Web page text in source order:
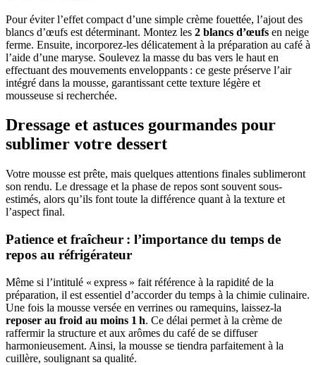
Pour éviter l’effet compact d’une simple crème fouettée, l’ajout des
blancs d’œufs est déterminant. Montez les 2 blancs d’œufs en neige
ferme. Ensuite, incorporez-les délicatement à la préparation au café à
l’aide d’une maryse. Soulevez la masse du bas vers le haut en
effectuant des mouvements enveloppants : ce geste préserve l’air
intégré dans la mousse, garantissant cette texture légère et
mousseuse si recherchée.
Dressage et astuces gourmandes pour
sublimer votre dessert
Votre mousse est prête, mais quelques attentions finales sublimeront
son rendu. Le dressage et la phase de repos sont souvent sous-
estimés, alors qu’ils font toute la différence quant à la texture et
l’aspect final.
Patience et fraîcheur : l’importance du temps de
repos au réfrigérateur
Même si l’intitulé « express » fait référence à la rapidité de la
préparation, il est essentiel d’accorder du temps à la chimie culinaire.
Une fois la mousse versée en verrines ou ramequins, laissez-la
reposer au froid au moins 1 h. Ce délai permet à la crème de
raffermir la structure et aux arômes du café de se diffuser
harmonieusement. Ainsi, la mousse se tiendra parfaitement à la
cuillère, soulignant sa qualité.